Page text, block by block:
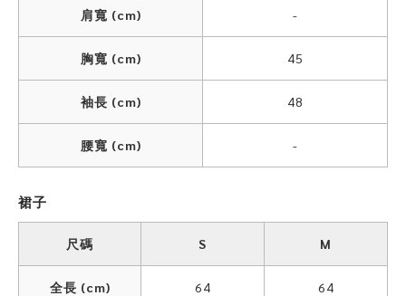
肩寬 (cm) -
胸寬 (cm) 45
袖長 (cm) 48
腰寬 (cm) -
裙子
尺碼 S M
全長 (cm) 64 64